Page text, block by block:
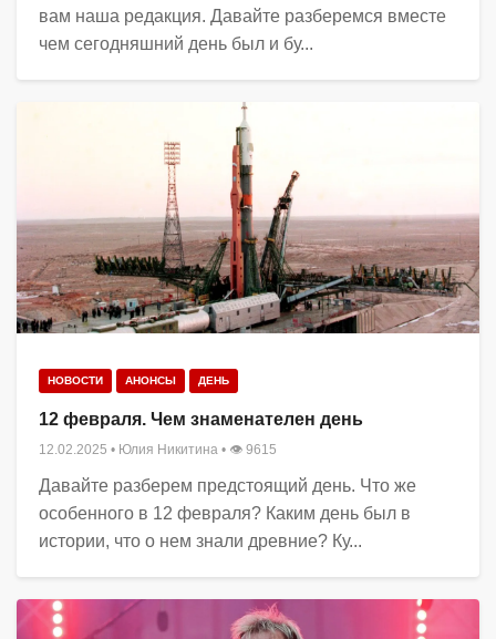
вам наша редакция. Давайте разберемся вместе
чем сегодняшний день был и бу...
НОВОСТИ АНОНСЫ ДЕНЬ
12 февраля. Чем знаменателен день
12.02.2025 • Юлия Никитина • 👁 9615
Давайте разберем предстоящий день. Что же
особенного в 12 февраля? Каким день был в
истории, что о нем знали древние? Ку...